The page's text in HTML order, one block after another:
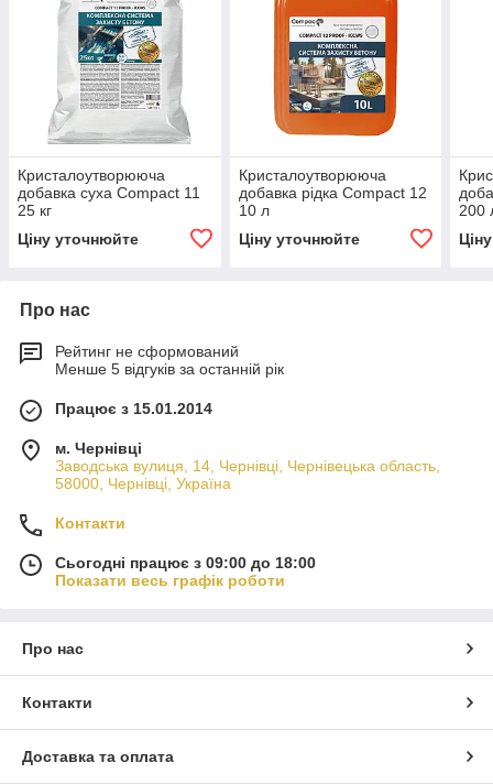
Кристалоутворююча
добавка суха Compact 11
25 кг
Ціну уточнюйте
Кристалоутворююча
добавка рідка Compact 12
10 л
Ціну уточнюйте
200
Про нас
Рейтинг не сформований
Менше 5 відгуків за останній рік
Працює з 15.01.2014
м. Чернівці
Заводська вулиця, 14, Чернівці, Чернівецька область,
58000, Чернівці, Україна
Контакти
Сьогодні працює з 09:00 до 18:00
Показати весь графік роботи
Про нас
Контакти
Доставка та оплата